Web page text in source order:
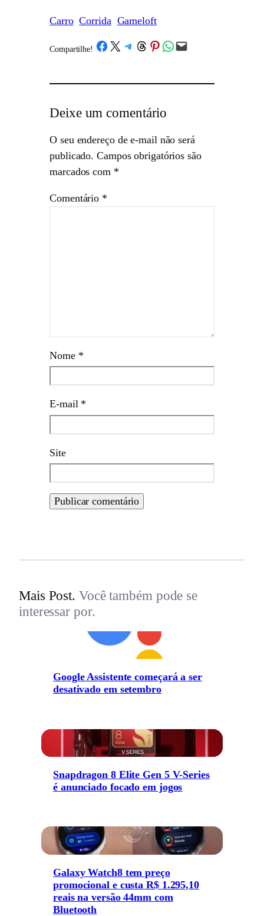
Carro Corrida Gameloft
Compartilhe! /Share on Facebook
Share on X Share on Telegram
Share on Threads
Share on Pinterest
Share on WhatsApp
Email this Page
Deixe um comentário
O seu endereço de e-mail não será
publicado. Campos obrigatórios são
marcados com *
Comentário *
Nome *
E-mail *
Site
Mais Post. Você também pode se
interessar por.
Google Assistente começará a ser
desativado em setembro
Snapdragon 8 Elite Gen 5 V-Series
é anunciado focado em jogos
Galaxy Watch8 tem preço
promocional e custa R$ 1.295,10
reais na versão 44mm com
Bluetooth